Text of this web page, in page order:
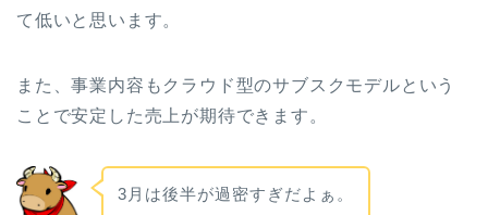
て低いと思います。
また、事業内容もクラウド型のサブスクモデルという
ことで安定した売上が期待できます。
3月は後半が過密すぎだよぁ。